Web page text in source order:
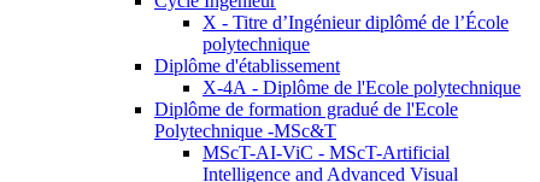
X - Titre d’Ingénieur diplômé de l’École
polytechnique
Diplôme d'établissement
X-4A - Diplôme de l'Ecole polytechnique
Diplôme de formation gradué de l'Ecole
Polytechnique -MSc&T
MScT-AI-ViC - MScT-Artificial
Intelligence and Advanced Visual